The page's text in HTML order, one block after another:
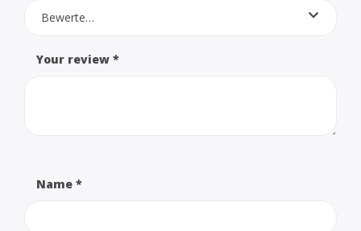
Bewerte…
Your review *
Name *